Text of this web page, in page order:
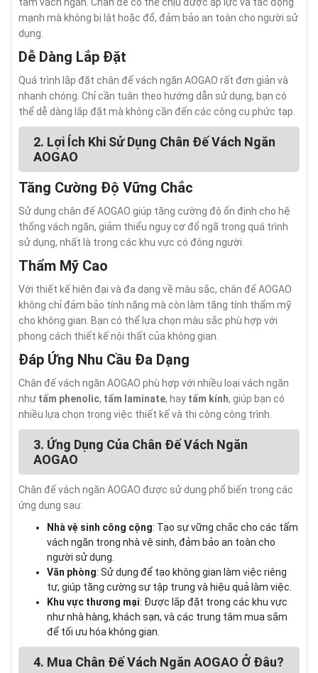
mạnh mà không bị lật hoặc đổ, đảm bảo an toàn cho người sử
dụng.
Dễ Dàng Lắp Đặt
Quá trình lắp đặt chân đế vách ngăn AOGAO rất đơn giản và
nhanh chóng. Chỉ cần tuân theo hướng dẫn sử dụng, bạn có
thể dễ dàng lắp đặt mà không cần đến các công cụ phức tạp.
2. Lợi Ích Khi Sử Dụng Chân Đế Vách Ngăn
AOGAO
Tăng Cường Độ Vững Chắc
Sử dụng chân đế AOGAO giúp tăng cường độ ổn định cho hệ
thống vách ngăn, giảm thiểu nguy cơ đổ ngã trong quá trình
sử dụng, nhất là trong các khu vực có đông người.
Thẩm Mỹ Cao
Với thiết kế hiện đại và đa dạng về màu sắc, chân đế AOGAO
không chỉ đảm bảo tính năng mà còn làm tăng tính thẩm mỹ
cho không gian. Bạn có thể lựa chọn màu sắc phù hợp với
phong cách thiết kế nội thất của không gian.
Đáp Ứng Nhu Cầu Đa Dạng
Chân đế vách ngăn AOGAO phù hợp với nhiều loại vách ngăn
như tấm phenolic, tấm laminate, hay tấm kính, giúp bạn có
nhiều lựa chọn trong việc thiết kế và thi công công trình.
3. Ứng Dụng Của Chân Đế Vách Ngăn
AOGAO
Chân đế vách ngăn AOGAO được sử dụng phổ biến trong các
ứng dụng sau:
Nhà vệ sinh công cộng: Tạo sự vững chắc cho các tấm
vách ngăn trong nhà vệ sinh, đảm bảo an toàn cho
người sử dụng.
Văn phòng: Sử dụng để tạo không gian làm việc riêng
tư, giúp tăng cường sự tập trung và hiệu quả làm việc.
Khu vực thương mại: Được lắp đặt trong các khu vực
như nhà hàng, khách sạn, và các trung tâm mua sắm
để tối ưu hóa không gian.
4. Mua Chân Đế Vách Ngăn AOGAO Ở Đâu?